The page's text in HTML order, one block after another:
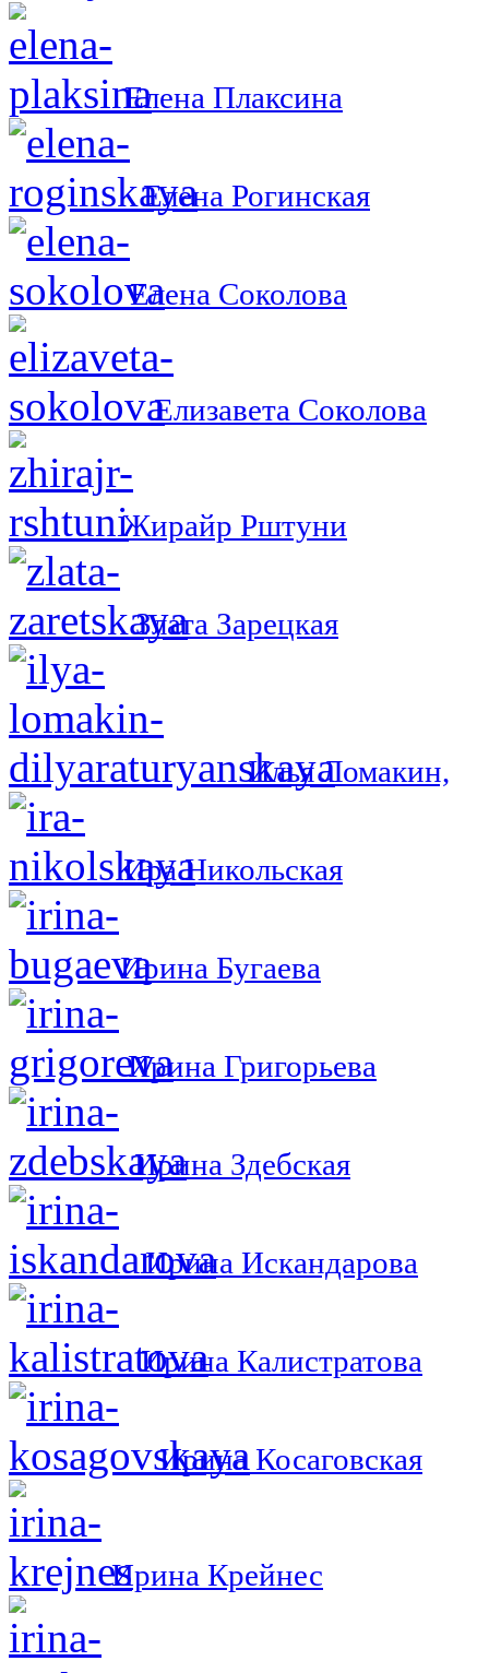
Елена Плаксина
Елена Рогинская
Елена Соколова
Елизавета Соколова
Жирайр Рштуни
Злата Зарецкая
Илья Ломакин,
Ира Никольская
Ирина Бугаева
Ирина Григорьева
Ирина Здебская
Ирина Искандарова
Ирина Калистратова
Ирина Косаговская
Ирина Крейнес